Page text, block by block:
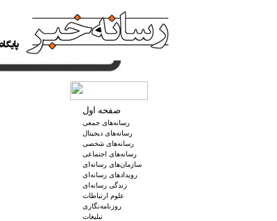
صفحه اول
رسانه‌های جمعی
رسانه‌های دیجیتال
رسانه‌های شخصی
رسانه‌های اجتماعی
سازمان‌های رسانه‌ای
رویدادهای رسانه‌ای
زندگی رسانه‌ای
علوم ارتباطات
روزنامه‌نگاری
تبلیغات